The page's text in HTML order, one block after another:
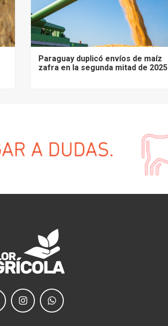
Paraguay duplicó envíos de maíz
zafra en la segunda mitad de 2025